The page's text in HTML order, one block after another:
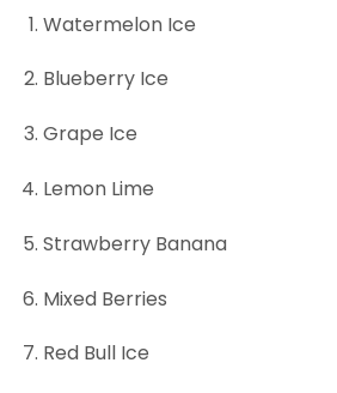
Watermelon Ice
Blueberry Ice
Grape Ice
Lemon Lime
Strawberry Banana
Mixed Berries
Red Bull Ice